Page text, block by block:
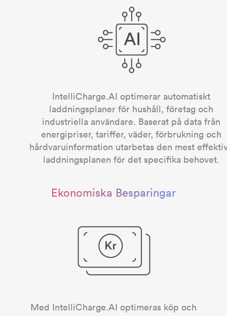
IntelliCharge.AI optimerar automatiskt
laddningsplaner för hushåll, företag och
industriella användare. Baserat på data från
energipriser, tariffer, väder, förbrukning och
hårdvaruinformation utarbetas den mest
laddningsplanen för det specifika behovet.
Ekonomiska Besparingar
Med IntelliCharge.AI optimeras köp och